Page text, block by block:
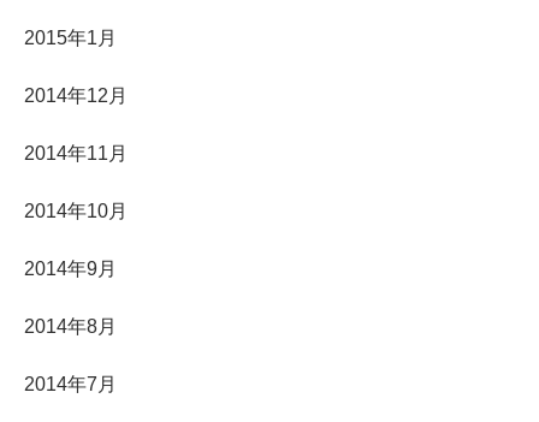
2015年1月
2014年12月
2014年11月
2014年10月
2014年9月
2014年8月
2014年7月